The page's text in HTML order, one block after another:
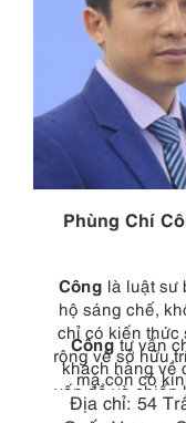
Phùng Chí
Công là luật sư
hộ sáng chế,
chỉ có kiến thức
rộng về sở hữu
mà còn có
nghiệm trực tiếp
Côngtư vấn
khách hàng về
vấn đề và chiến
bằng sáng chế
Địa chỉ: 54